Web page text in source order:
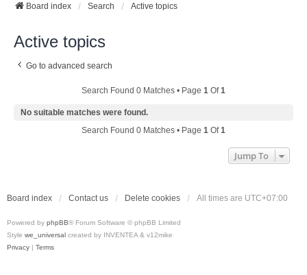
Board index Search Active topics
Active topics
Go to advanced search
Search Found 0 Matches • Page 1 Of1
No suitable matches were found.
Search Found 0 Matches • Page 1 Of1
Jump To
Board index Contact us Delete cookies All times are UTC+07:00
Powered by phpBB® Forum Software © phpBB Limited
Style we_universal created by INVENTEA & v12mike
Privacy | Terms